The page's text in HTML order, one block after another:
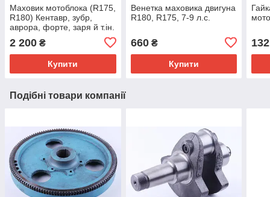
Маховик мотоблока (R175,
R180) Кентавр, зубр,
аврора, форте, заря й т.ін.
2 200 ₴
Купити
Венетка маховика двигуна
R180, R175, 7-9 л.с.
660₴
Купити
132
Подібні товари компанії